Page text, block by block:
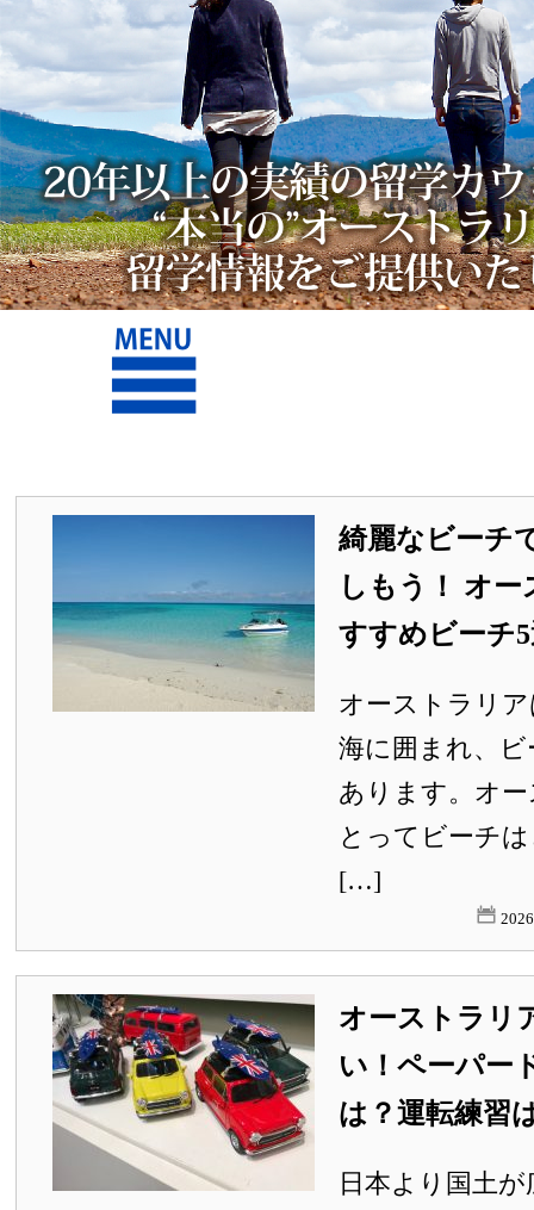
綺麗なビーチ
しもう！ オ
すすめビーチ
オーストラリ
海に囲まれ、
あります。オ
とってビーチ
[…]
オーストラリ
い！ペーパー
は？運転練習
日本より国土